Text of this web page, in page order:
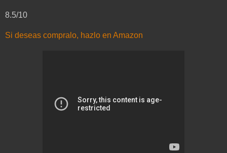
8.5/10
Si deseas compralo, hazlo en Amazon